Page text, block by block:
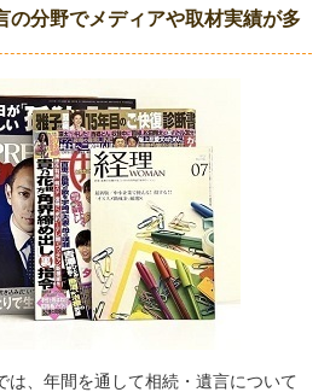
の分野でメディアや取材実績が多
は、年間を通して相続・遺言について